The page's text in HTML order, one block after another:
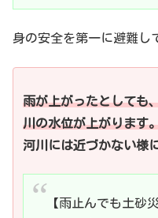
身の安全を第一に避難し
雨が上がったとしても
川の水位が上がります
河川には近づかない様
【雨止んでも土砂